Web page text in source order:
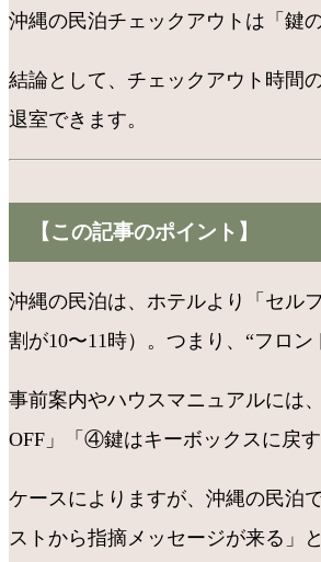
沖縄の民泊チェックアウトは「鍵
結論として、チェックアウト時間
退室できます。
【この記事のポイント】
沖縄の民泊は、ホテルより「セル
割が10〜11時）。つまり、“フロ
事前案内やハウスマニュアルには
OFF」「④鍵はキーボックスに戻
ケースによりますが、沖縄の民泊
ストから指摘メッセージが来る」